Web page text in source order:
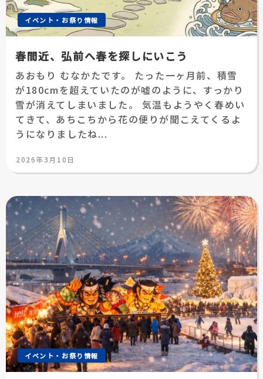
イベント・お祭り情報
春間近、弘前へ春を探しにいこう
あおもり むなかたです。 たった一ヶ月前、積雪
が180cmを超えていたのが嘘のように、すっかり
雪が消えてしまいました。 気温もようやく春めい
てきて、あちこちから花の便りが聞こえてくるよ
うになりましたね...
投
日:
2026年3月10日
イベント・お祭り情報